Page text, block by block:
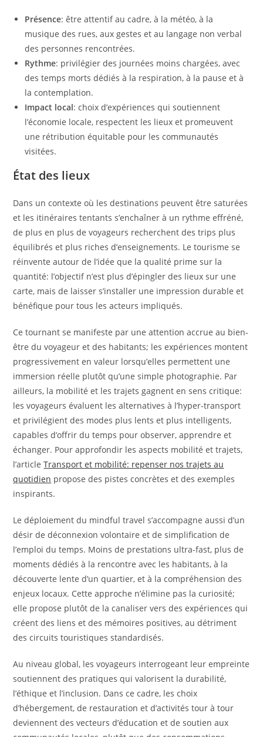
Présence: être attentif au cadre, à la météo, à la
musique des rues, aux gestes et au langage non verbal
des personnes rencontrées.
Rythme: privilégier des journées moins chargées, avec
des temps morts dédiés à la respiration, à la pause et à
la contemplation.
Impact local: choix d’expériences qui soutiennent
l’économie locale, respectent les lieux et promeuvent
une rétribution équitable pour les communautés
visitées.
État des lieux
Dans un contexte où les destinations peuvent être saturées
et les itinéraires tentants s’enchaîner à un rythme effréné,
de plus en plus de voyageurs recherchent des trips plus
équilibrés et plus riches d’enseignements. Le tourisme se
réinvente autour de l’idée que la qualité prime sur la
quantité: l’objectif n’est plus d’épingler des lieux sur une
carte, mais de laisser s’installer une impression durable et
bénéfique pour tous les acteurs impliqués.
Ce tournant se manifeste par une attention accrue au bien-
être du voyageur et des habitants; les expériences montent
progressivement en valeur lorsqu’elles permettent une
immersion réelle plutôt qu’une simple photographie. Par
ailleurs, la mobilité et les trajets gagnent en sens critique:
les voyageurs évaluent les alternatives à l’hyper-transport
et privilégient des modes plus lents et plus intelligents,
capables d’offrir du temps pour observer, apprendre et
échanger. Pour approfondir les aspects mobilité et trajets,
l’articleTransport et mobilité: repenser nos trajets au
quotidien propose des pistes concrètes et des exemples
inspirants.
Le déploiement du mindful travel s’accompagne aussi d’un
désir de déconnexion volontaire et de simplification de
l’emploi du temps. Moins de prestations ultra-fast, plus de
moments dédiés à la rencontre avec les habitants, à la
découverte lente d’un quartier, et à la compréhension des
enjeux locaux. Cette approche n’élimine pas la curiosité;
elle propose plutôt de la canaliser vers des expériences qui
créent des liens et des mémoires positives, au détriment
des circuits touristiques standardisés.
Au niveau global, les voyageurs interrogeant leur empreinte
soutiennent des pratiques qui valorisent la durabilité,
l’éthique et l’inclusion. Dans ce cadre, les choix
d’hébergement, de restauration et d’activités tour à tour
deviennent des vecteurs d’éducation et de soutien aux